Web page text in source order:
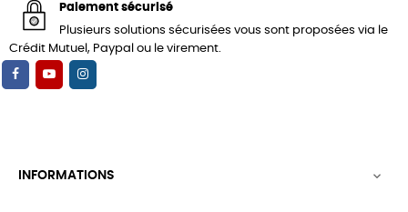
Paiement sécurisé
Plusieurs solutions sécurisées vous sont proposées via le
Crédit Mutuel, Paypal ou le virement.
INFORMATIONS 